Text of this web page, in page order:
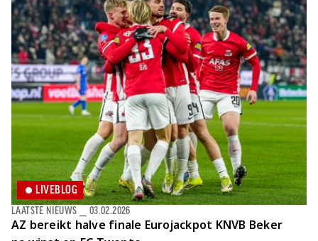
AZ bereikt halve finale Eurojackpot KNVB Beker
LAATSTE NIEUWS 03.02.2026
LIVEBLOG